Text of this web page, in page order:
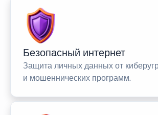
Безопасный интернет
Защита личных данных от
и мошеннических программ.